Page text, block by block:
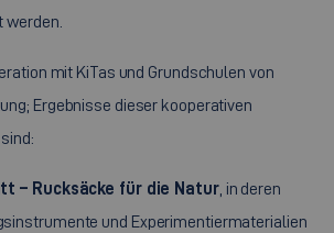
werden.
mit KiTas und Grundschulen von
Ergebnisse dieser kooperativen
– Rucksäcke für die Natur, in deren
und Experimentiermaterialien